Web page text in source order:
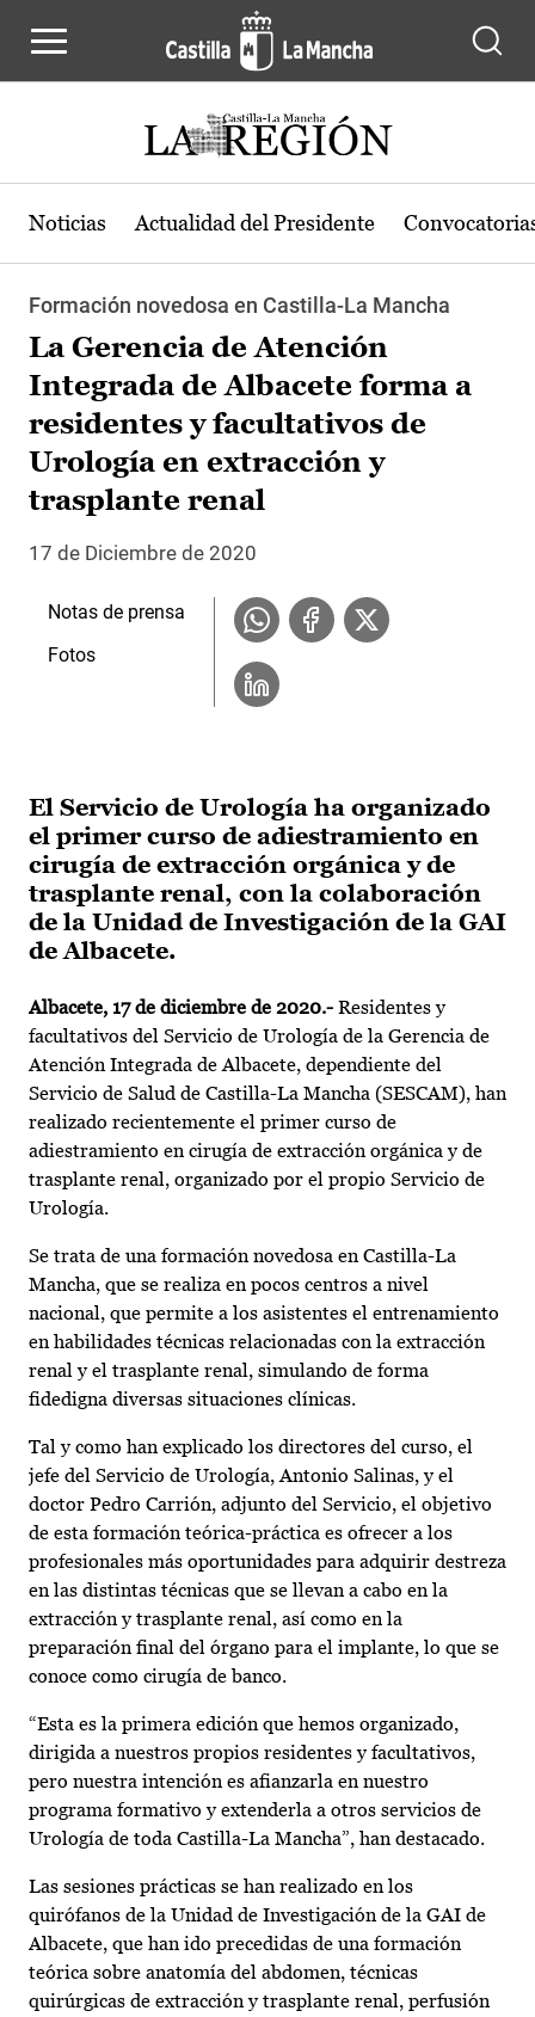
Noticias Actualidad del Presidente
Formación novedosa en Castilla-La Mancha
La Gerencia de Atención
Integrada de Albacete forma a
residentes y facultativos de
Urología en extracción y
trasplante renal
17 de Diciembre de 2020
El Servicio de Urología ha organizado
el primer curso de adiestramiento en
cirugía de extracción orgánica y de
trasplante renal, con la colaboración
de la Unidad de Investigación de la GAI
de Albacete.
Albacete, 17 de diciembre de 2020.- Residentes y
facultativos del Servicio de Urología de la Gerencia de
Atención Integrada de Albacete, dependiente del
Servicio de Salud de Castilla-La Mancha (SESCAM), han
realizado recientemente el primer curso de
adiestramiento en cirugía de extracción orgánica y de
trasplante renal, organizado por el propio Servicio de
Urología.
Se trata de una formación novedosa en Castilla-La
Mancha, que se realiza en pocos centros a nivel
nacional, que permite a los asistentes el entrenamiento
en habilidades técnicas relacionadas con la extracción
renal y el trasplante renal, simulando de forma
fidedigna diversas situaciones clínicas.
Tal y como han explicado los directores del curso, el
jefe del Servicio de Urología, Antonio Salinas, y el
doctor Pedro Carrión, adjunto del Servicio, el objetivo
de esta formación teórica-práctica es ofrecer a los
profesionales más oportunidades para adquirir destreza
en las distintas técnicas que se llevan a cabo en la
extracción y trasplante renal, así como en la
preparación final del órgano para el implante, lo que se
conoce como cirugía de banco.
“Esta es la primera edición que hemos organizado,
dirigida a nuestros propios residentes y facultativos,
pero nuestra intención es afianzarla en nuestro
programa formativo y extenderla a otros servicios de
Urología de toda Castilla-La Mancha”, han destacado.
Las sesiones prácticas se han realizado en los
quirófanos de la Unidad de Investigación de la GAI de
Albacete, que han ido precedidas de una formación
teórica sobre anatomía del abdomen, técnicas
quirúrgicas de extracción y trasplante renal, perfusión
Notas de prensa
Fotos